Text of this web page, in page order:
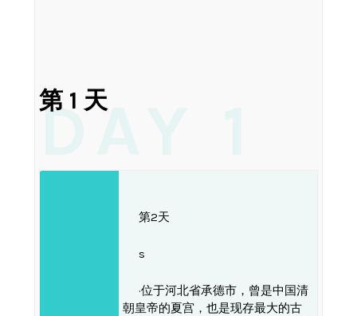
DAY 1
第 1 天
第2天
s
·位于河北省承德市，曾是中国清
朝皇帝的夏宫，也是现存最大的古